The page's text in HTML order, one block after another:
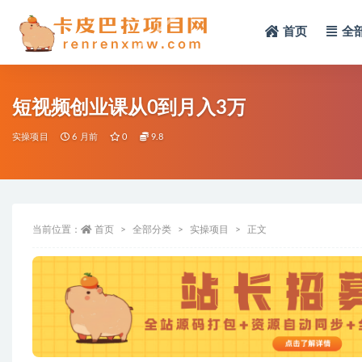
首页 全
短视频创业课从0到月入3万
实操项目 6 月前 0 9.8
当前位置： 首页 全部分类 实操项目 正文